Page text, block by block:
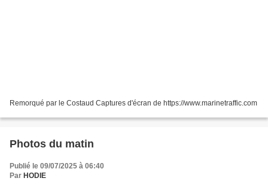
Remorqué par le Costaud Captures d'écran de https://www.marinetraffic.com
Photos du matin
Publié le 09/07/2025 à 06:40
Par HODIE